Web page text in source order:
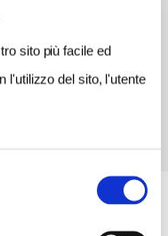
sito più facile ed
l'utilizzo del sito, l'utente